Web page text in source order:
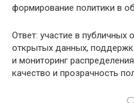
формирование политики в
Ответ: участие в
открытых данных,
и мониторинг
качество и прозрачность